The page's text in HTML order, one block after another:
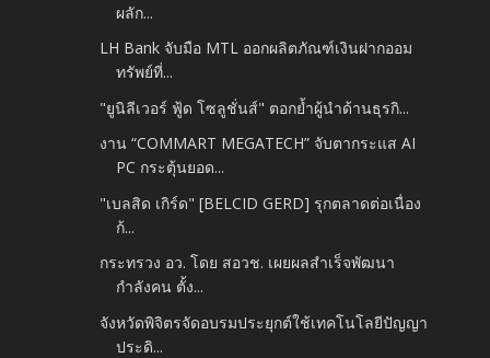
ผลัก...
LH Bank จับมือ MTL ออกผลิตภัณฑ์เงินฝากออม
ทรัพย์ที่...
"ยูนิลีเวอร์ ฟู้ด โซลูชั่นส์" ตอกย้ำผู้นำด้านธุรกิ...
งาน “COMMART MEGATECH” จับตากระแส AI
PC กระตุ้นยอด...
"เบลสิด เกิร์ด" [BELCID GERD] รุกตลาดต่อเนื่อง
ก้...
กระทรวง อว. โดย สอวช. เผยผลสำเร็จพัฒนา
กำลังคน ตั้ง...
จังหวัดพิจิตรจัดอบรมประยุกต์ใช้เทคโนโลยีปัญญา
ประดิ...